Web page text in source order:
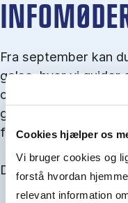
Cookies hjælper os
Vi bruger cookies og
forstå hvordan
relevant information
Fra september kan
gel­se, hvor vi gu­i­der
ces­sen, og for­tæl­ler
gangs­krav, og
for at blive optaget.
Du kan finde alle